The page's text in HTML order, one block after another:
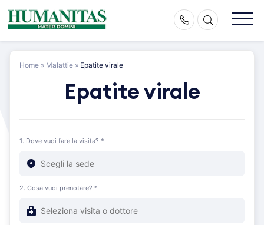
Skip
to
Home » Malattie » Epatite virale
Epatite virale
1. Dove vuoi fare la visita? *
2. Cosa vuoi prenotare? *